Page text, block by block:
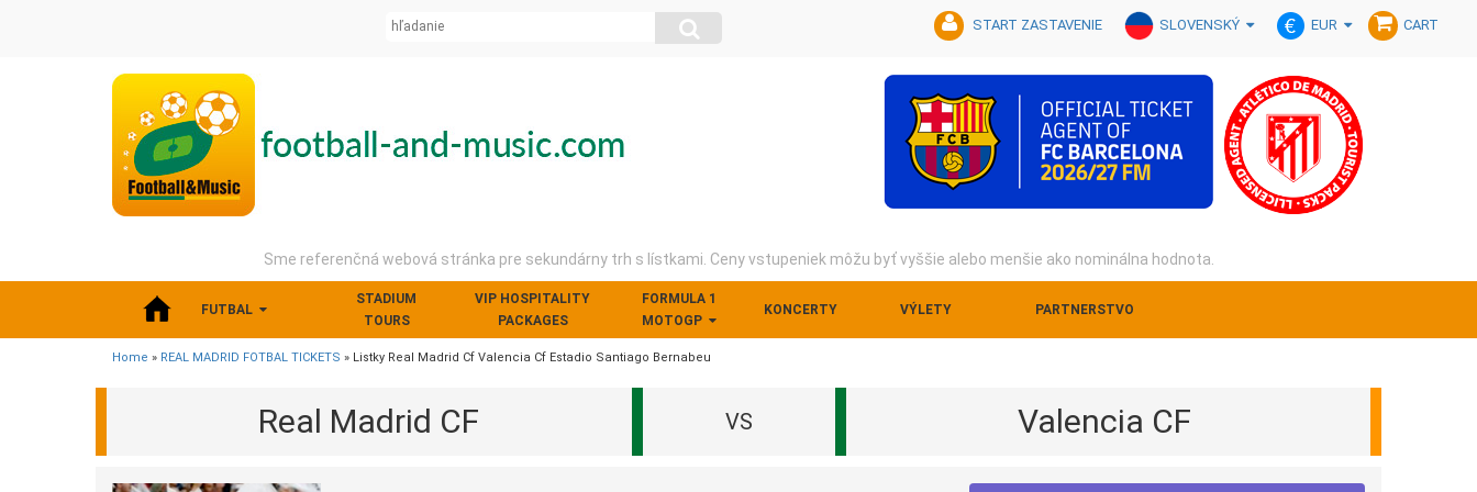
CART
EUR
SLOVENSKÝ
START ZASTAVENIE
Sme referenčná webová stránka pre sekundárny trh s lístkami. Ceny vstupeniek môžu byť vyššie alebo menšie ako nominálna hodnota.
FUTBAL
STADIUM
TOURS
VIP HOSPITALITY
PACKAGES
FORMULA 1
MOTOGP
KONCERTY VÝLETY PARTNERSTVO
Home » REAL MADRID FOTBAL TICKETS » Listky Real Madrid Cf Valencia Cf Estadio Santiago Bernabeu
Real Madrid CF VS Valencia CF